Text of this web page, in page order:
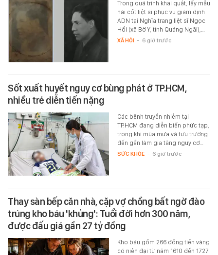
Trong quá trình khai quật, lấy mẫu
hài cốt liệt sĩ phục vụ giám định
ADN tại Nghĩa trang liệt sĩ Ngọc
Hồi (xã Bờ Y, tỉnh Quảng Ngãi),…
XÃ HỘI - 6 giờ trước
Sốt xuất huyết nguy cơ bùng phát ở TP.HCM,
nhiều trẻ diễn tiến nặng
Các bệnh truyền nhiễm tại
TP.HCM đang diễn biến phức tạp,
trong khi mùa mưa và tựu trường
đến gần làm gia tăng nguy cơ…
SỨC KHỎE - 6 giờ trước
Thay sàn bếp căn nhà, cặp vợ chồng bất ngờ đào
trúng kho báu 'khủng': Tuổi đời hơn 300 năm,
được đấu giá gần 27 tỷ đồng
Kho báu gồm 266 đồng tiền vàng
có niên đại từ năm 1610 đến 1727